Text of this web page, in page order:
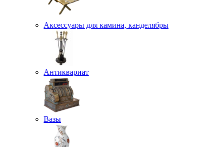
Аксессуары для камина, канделябры
Антиквариат
Вазы